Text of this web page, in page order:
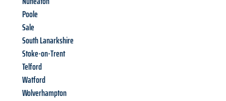
Poole
Sale
South Lanarkshire
Stoke-on-Trent
Telford
Watford
Wolverhampton